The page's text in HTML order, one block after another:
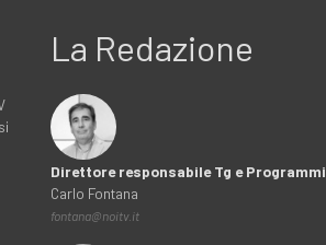
La Redazione
Direttore responsabile Tg e Programmi
Carlo Fontana
fontana@noitv.it